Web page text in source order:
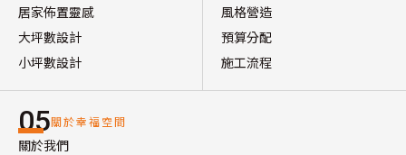
居家佈置靈感
大坪數設計
小坪數設計
風格營造
預算分配
施工流程
05關於幸福空間
關於我們